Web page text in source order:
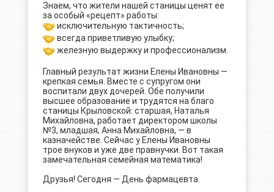
Знаем, что жители нашей станицы ценят ее
за особый «рецепт» работы:
исключительную тактичность;
всегда приветливую улыбку;
железную выдержку и профессионализм.
Главный результат жизни Елены Ивановны —
крепкая семья. Вместе с супругом они
воспитали двух дочерей. Обе получили
высшее образование и трудятся на благо
станицы Крыловской: старшая, Наталья
Михайловна, работает директором школы
№3, младшая, Анна Михайловна, — в
казначействе. Сейчас у Елены Ивановны
трое внуков и уже две правнучки. Вот такая
замечательная семейная математика!
Друзья! Сегодня — День фармацевта.